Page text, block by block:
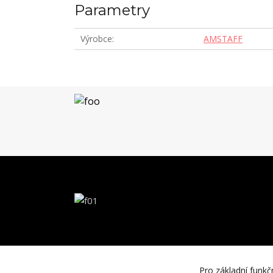
Parametry
Výrobce AMSTAFF
Pro základní